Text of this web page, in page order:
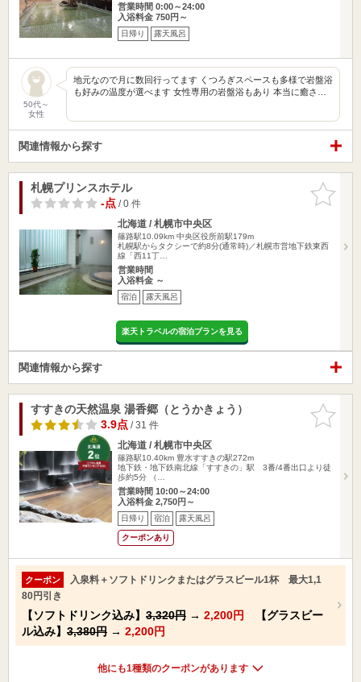
営業時間 0:00～24:00
入浴料金 750円～
日帰り 露天風呂
50代～
女性
地元なので月に数回行ってます くつろぎスペースも多様で岩盤浴
も好みの温度が選べます 女性専用の岩盤浴もあり 本当に癒さ…
関連情報から探す
お気に入
りに追加
札幌プリンスホテル
-点/ 0 件
北海道 / 札幌市中央区
篠路駅10.09km 中央区役所前駅179m
札幌駅からタクシーで約8分(通常時)／札幌市営地下鉄東西
線「西11丁…
営業時間
入浴料金 ～
宿泊 露天風呂
楽天トラベルの宿泊プランを見る
関連情報から探す
お気に入
りに追加
すすきの天然温泉 湯香郷（とうかきょう）
3.9点/ 31 件
北海道 / 札幌市中央区
篠路駅10.40km 豊水すすきの駅272m
地下鉄・地下鉄南北線「すすきの」駅 3番/4番出口より徒
歩約5分 （…
営業時間 10:00～24:00
入浴料金 2,750円～
日帰り 宿泊 露天風呂
クーポンあり
クーポン
入泉料＋ソフトドリンクまたはグラスビール1杯 最大1,1
80円引き
【ソフトドリンク込み】 3,320円 → 2,200円
【グラスビー
ル込み】 3,380円 → 2,200円
他にも1種類のクーポンがあります